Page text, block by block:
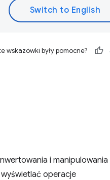
wskazówki były pomocne?
i manipulowania
operacje